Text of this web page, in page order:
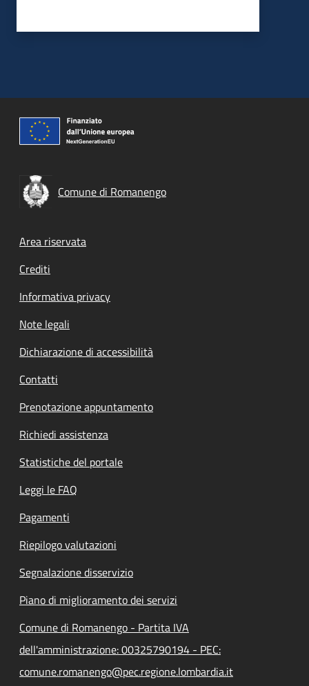
Comune di Romanengo
Footer menu
Area riservata
Crediti
Informativa privacy
Note legali
Dichiarazione di accessibilità
Contatti
Prenotazione appuntamento
Richiedi assistenza
Statistiche del portale
Leggi le FAQ
Pagamenti
Riepilogo valutazioni
Segnalazione disservizio
Piano di miglioramento dei servizi
Comune di Romanengo - Partita IVA
dell'amministrazione: 00325790194 - PEC:
comune.romanengo@pec.regione.lombardia.it